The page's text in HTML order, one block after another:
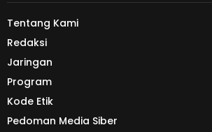
Tentang Kami
Redaksi
Jaringan
Program
Kode Etik
Pedoman Media Siber